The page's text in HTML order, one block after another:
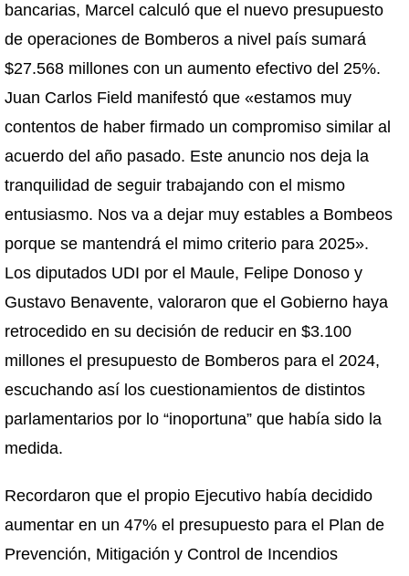
bancarias, Marcel calculó que el nuevo presupuesto
de operaciones de Bomberos a nivel país sumará
$27.568 millones con un aumento efectivo del 25%.
Juan Carlos Field manifestó que «estamos muy
contentos de haber firmado un compromiso similar al
acuerdo del año pasado. Este anuncio nos deja la
tranquilidad de seguir trabajando con el mismo
entusiasmo. Nos va a dejar muy estables a Bombeos
porque se mantendrá el mimo criterio para 2025».
Los diputados UDI por el Maule, Felipe Donoso y
Gustavo Benavente, valoraron que el Gobierno haya
retrocedido en su decisión de reducir en $3.100
millones el presupuesto de Bomberos para el 2024,
escuchando así los cuestionamientos de distintos
parlamentarios por lo “inoportuna” que había sido la
medida.
Recordaron que el propio Ejecutivo había decidido
aumentar en un 47% el presupuesto para el Plan de
Prevención, Mitigación y Control de Incendios